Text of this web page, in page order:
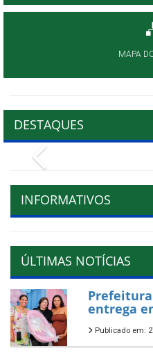
MAPA
DESTAQUES
INFORMATIVOS
ÚLTIMAS NOTÍCIAS
entrega
Publicado em: